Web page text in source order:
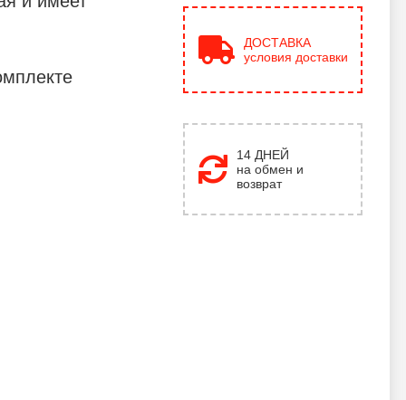
ДОСТАВКА
условия доставки
14 ДНЕЙ
на обмен и
возврат